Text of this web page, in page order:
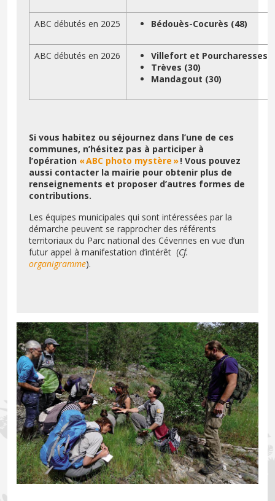
ABC débutés en 2025 Bédouès-Cocurès (48)
ABC débutés en 2026
Villefort et Pourcharesses
Trèves (30)
Mandagout (30)
Si vous habitez ou séjournez dans l’une de ces
communes, n’hésitez pas à participer à
l’opération « ABC photo mystère »! Vous pouvez
aussi contacter la mairie pour obtenir plus de
renseignements et proposer d’autres formes de
contributions.
Les équipes municipales qui sont intéressées par la
démarche peuvent se rapprocher des référents
territoriaux du Parc national des Cévennes en vue d’un
futur appel à manifestation d’intérêt (Cf.
organigramme).